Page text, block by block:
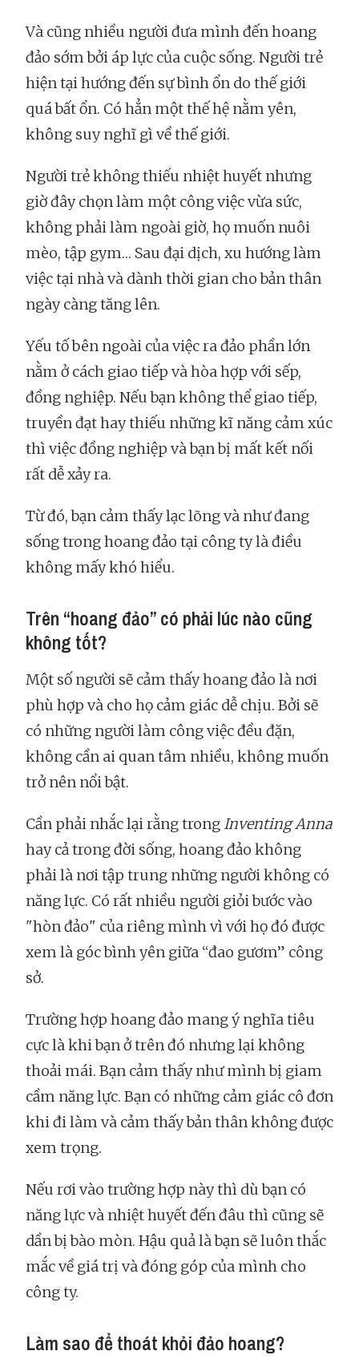
Và cũng nhiều người đưa mình đến hoang
đảo sớm bởi áp lực của cuộc sống. Người trẻ
hiện tại hướng đến sự bình ổn do thế giới
quá bất ổn. Có hẳn một thế hệ nằm yên,
không suy nghĩ gì về thế giới.
Người trẻ không thiếu nhiệt huyết nhưng
giờ đây chọn làm một công việc vừa sức,
không phải làm ngoài giờ, họ muốn nuôi
mèo, tập gym… Sau đại dịch, xu hướng làm
việc tại nhà và dành thời gian cho bản thân
ngày càng tăng lên.
Yếu tố bên ngoài của việc ra đảo phần lớn
nằm ở cách giao tiếp và hòa hợp với sếp,
đồng nghiệp. Nếu bạn không thể giao tiếp,
truyền đạt hay thiếu những kĩ năng cảm xúc
thì việc đồng nghiệp và bạn bị mất kết nối
rất dễ xảy ra.
Từ đó, bạn cảm thấy lạc lõng và như đang
sống trong hoang đảo tại công ty là điều
không mấy khó hiểu.
Trên “hoang đảo” có phải lúc nào cũng
không tốt?
Một số người sẽ cảm thấy hoang đảo là nơi
phù hợp và cho họ cảm giác dễ chịu. Bởi sẽ
có những người làm công việc đều đặn,
không cần ai quan tâm nhiều, không muốn
trở nên nổi bật.
Cần phải nhắc lại rằng trongInventing Anna
hay cả trong đời sống, hoang đảo không
phải là nơi tập trung những người không có
năng lực. Có rất nhiều người giỏi bước vào
"hòn đảo" của riêng mình vì với họ đó được
xem là góc bình yên giữa “đao gươm” công
sở.
Trường hợp hoang đảo mang ý nghĩa tiêu
cực là khi bạn ở trên đó nhưng lại không
thoải mái. Bạn cảm thấy như mình bị giam
cầm năng lực. Bạn có những cảm giác cô đơn
khi đi làm và cảm thấy bản thân không được
xem trọng.
Nếu rơi vào trường hợp này thì dù bạn có
năng lực và nhiệt huyết đến đâu thì cũng sẽ
dần bị bào mòn. Hậu quả là bạn sẽ luôn thắc
mắc về giá trị và đóng góp của mình cho
công ty.
Làm sao để thoát khỏi đảo hoang?